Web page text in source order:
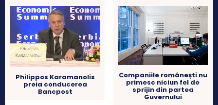
Philippos Karamanolis
preia conducerea
Bancpost
Companiile românești nu
primesc niciun fel de
sprijin din partea
Guvernului